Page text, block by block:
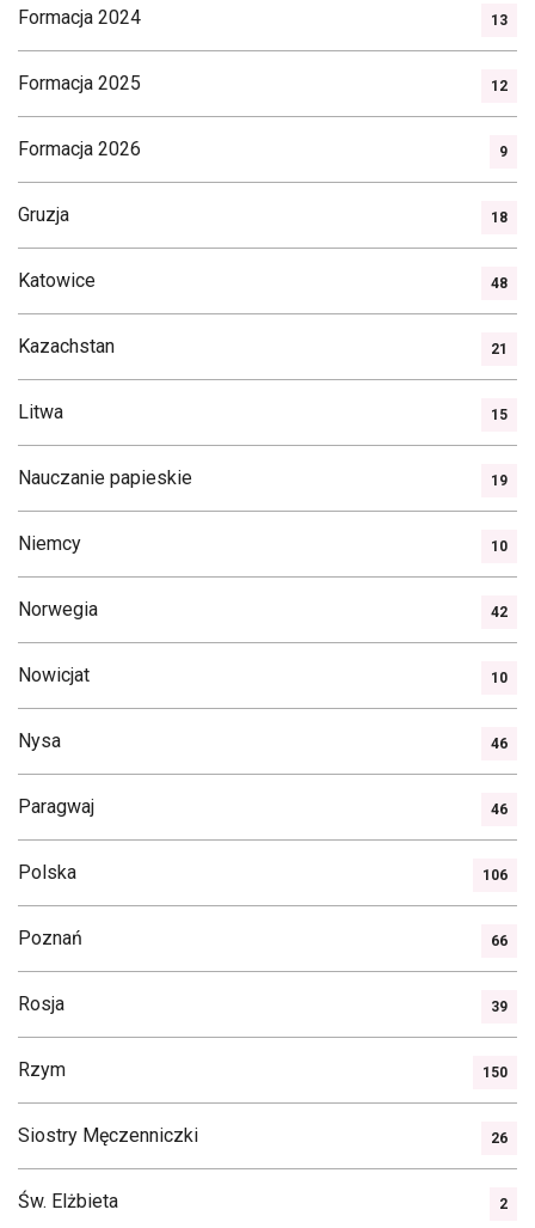
Formacja 2024 13
Formacja 2025 12
Formacja 2026 9
Gruzja 18
Katowice 48
Kazachstan 21
Litwa 15
Nauczanie papieskie 19
Niemcy 10
Norwegia 42
Nowicjat 10
Nysa 46
Paragwaj 46
Polska 106
Poznań 66
Rosja 39
Rzym 150
Siostry Męczenniczki 26
Św. Elżbieta 2